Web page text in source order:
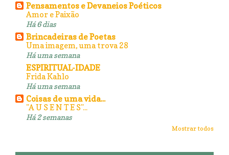
Pensamentos e Devaneios Poéticos
Amor e Paixão
Há 6 dias
Brincadeiras de Poetas
Uma imagem, uma trova 28
Há uma semana
ESPIRITUAL-IDADE
Frida Kahlo
Há uma semana
Coisas de uma vida...
"A U S E N T E S"...
Há 2 semanas
Mostrar todos